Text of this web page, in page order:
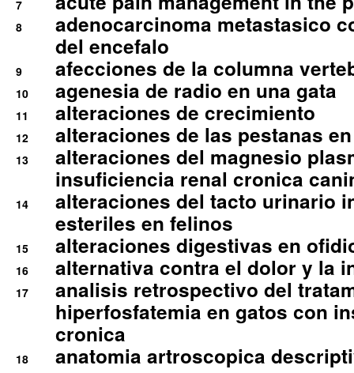
7
8
adenocarcinoma metastasico
del encefalo
9 afecciones de la columna
10 agenesia de radio en una gata
11 alteraciones de crecimiento
12 alteraciones de las pestanas
13
alteraciones del magnesio
insuficiencia renal cronica
14
alteraciones del tacto urinario
esteriles en felinos
15 alteraciones digestivas en
16 alternativa contra el dolor y la
17
analisis retrospectivo del
hiperfosfatemia en gatos con
cronica
18
anatomia artroscopica